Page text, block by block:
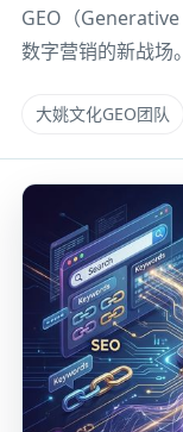
GEO（
数字营销的新战场。
大姚文化GEO团队